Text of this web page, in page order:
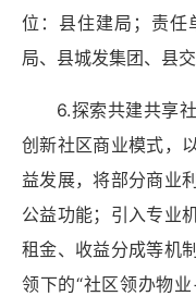
位：县住建局；责任
局、县城发集团、县
6.探索共建共享
创新社区商业模式，
益发展，将部分商业
公益功能；引入专业
租金、收益分成等机
领下的“社区领办物